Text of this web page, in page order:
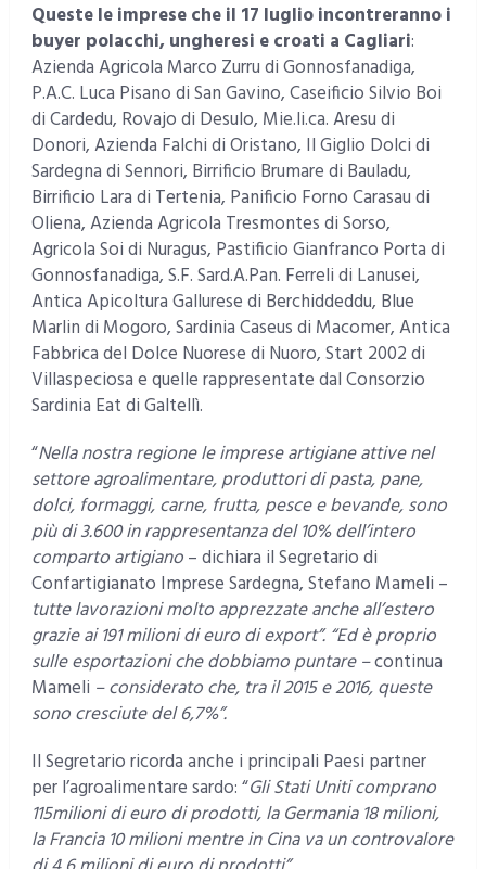
Queste le imprese che il 17 luglio incontreranno i
buyer polacchi, ungheresi e croati a Cagliari:
Azienda Agricola Marco Zurru di Gonnosfanadiga,
P.A.C. Luca Pisano di San Gavino, Caseificio Silvio Boi
di Cardedu, Rovajo di Desulo, Mie.li.ca. Aresu di
Donori, Azienda Falchi di Oristano, Il Giglio Dolci di
Sardegna di Sennori, Birrificio Brumare di Bauladu,
Birrificio Lara di Tertenia, Panificio Forno Carasau di
Oliena, Azienda Agricola Tresmontes di Sorso,
Agricola Soi di Nuragus, Pastificio Gianfranco Porta di
Gonnosfanadiga, S.F. Sard.A.Pan. Ferreli di Lanusei,
Antica Apicoltura Gallurese di Berchiddeddu, Blue
Marlin di Mogoro, Sardinia Caseus di Macomer, Antica
Fabbrica del Dolce Nuorese di Nuoro, Start 2002 di
Villaspeciosa e quelle rappresentate dal Consorzio
Sardinia Eat di Galtellì.
“Nella nostra regionele imprese artigiane attive nel
settore agroalimentare, produttori di pasta, pane,
dolci, formaggi, carne, frutta, pesce e bevande, sono
più di 3.600 in rappresentanza del 10% dell’intero
comparto artigiano– dichiara il Segretario di
Confartigianato Imprese Sardegna, Stefano Mameli –
tutte lavorazioni molto apprezzate anche all’estero
grazie ai 191 milioni di euro di export”. “Ed è proprio
sulle esportazioni che dobbiamo puntare –continua
Mameli – considerato che, tra il 2015 e 2016, queste
sono cresciute del 6,7%”.
Il Segretario ricorda anche i principali Paesi partner
per l’agroalimentare sardo: “Gli Stati Uniti comprano
115milioni di euro di prodotti, la Germania 18 milioni,
la Francia 10 milioni mentre in Cina va un controvalore